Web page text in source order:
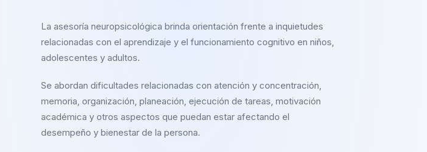
La asesoría neuropsicológica brinda orientación frente a inquietudes
relacionadas con el aprendizaje y el funcionamiento cognitivo en niños,
adolescentes y adultos.
Se abordan dificultades relacionadas con atención y concentración,
memoria, organización, planeación, ejecución de tareas, motivación
académica y otros aspectos que puedan estar afectando el
desempeño y bienestar de la persona.